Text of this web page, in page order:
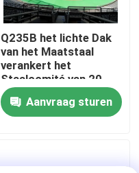
Q235B het lichte Dak
van het Maatstaal
verankert het
Staalcomité van 20
voet-Metaalbundels
Dak Aanvraag sturen